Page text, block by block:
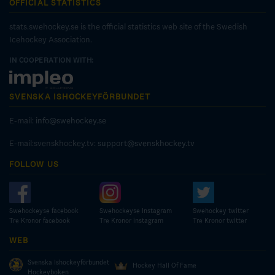
OFFICIAL STATISTICS
stats.swehockey.se is the official statistics web site of the Swedish
Icehockey Association.
IN COOPERATION WITH:
SVENSKA ISHOCKEYFÖRBUNDET
E-mail: info@swehockey.se
E-mail:svenskhockey.tv: support@svenskhockey.tv
FOLLOW US
Swehockeyse facebook
Tre Kronor facebook
Swehockeyse Instagram
Tre Kronor instagram
Swehockey twitter
Tre Kronor twitter
WEB
Svenska Ishockeyförbundet
Hockeyboken
Hockey Hall Of Fame